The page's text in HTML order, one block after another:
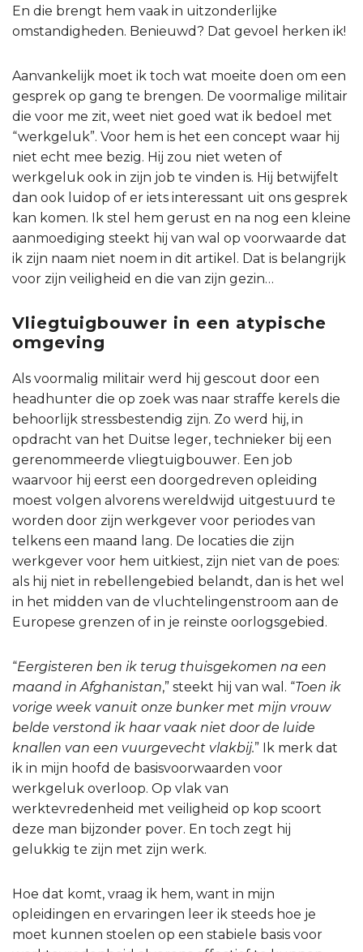
En die brengt hem vaak in uitzonderlijke
omstandigheden. Benieuwd? Dat gevoel herken ik!
Aanvankelijk moet ik toch wat moeite doen om een
gesprek op gang te brengen. De voormalige militair
die voor me zit, weet niet goed wat ik bedoel met
“werkgeluk”. Voor hem is het een concept waar hij
niet echt mee bezig. Hij zou niet weten of
werkgeluk ook in zijn job te vinden is. Hij betwijfelt
dan ook luidop of er iets interessant uit ons gesprek
kan komen. Ik stel hem gerust en na nog een kleine
aanmoediging steekt hij van wal op voorwaarde dat
ik zijn naam niet noem in dit artikel. Dat is belangrijk
voor zijn veiligheid en die van zijn gezin…
Vliegtuigbouwer in een atypische
omgeving
Als voormalig militair werd hij gescout door een
headhunter die op zoek was naar straffe kerels die
behoorlijk stressbestendig zijn. Zo werd hij, in
opdracht van het Duitse leger, technieker bij een
gerenommeerde vliegtuigbouwer. Een job
waarvoor hij eerst een doorgedreven opleiding
moest volgen alvorens wereldwijd uitgestuurd te
worden door zijn werkgever voor periodes van
telkens een maand lang. De locaties die zijn
werkgever voor hem uitkiest, zijn niet van de poes:
als hij niet in rebellengebied belandt, dan is het wel
in het midden van de vluchtelingenstroom aan de
Europese grenzen of in je reinste oorlogsgebied.
“Eergisteren ben ik terug thuisgekomen na een
maand in Afghanistan,” steekt hij van wal. “Toen ik
vorige week vanuit onze bunker met mijn vrouw
belde verstond ik haar vaak niet door de luide
knallen van een vuurgevecht vlakbij.” Ik merk dat
ik in mijn hoofd de basisvoorwaarden voor
werkgeluk overloop. Op vlak van
werktevredenheid met veiligheid op kop scoort
deze man bijzonder pover. En toch zegt hij
gelukkig te zijn met zijn werk.
Hoe dat komt, vraag ik hem, want in mijn
opleidingen en ervaringen leer ik steeds hoe je
moet kunnen stoelen op een stabiele basis voor